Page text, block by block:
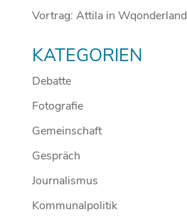
Vortrag: Attila in Wqonderland
KATEGORIEN
Debatte
Fotografie
Gemeinschaft
Gespräch
Journalismus
Kommunalpolitik